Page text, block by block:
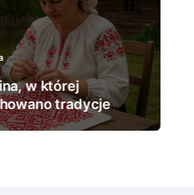
w której
tradycje
ludowego.